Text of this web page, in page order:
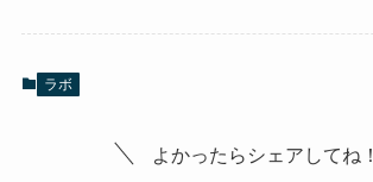
ラボ
よかったらシェアしてね！